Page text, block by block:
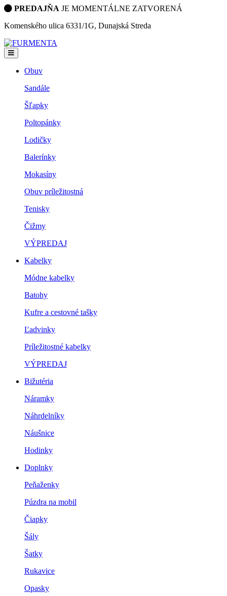
PREDAJŇA JE MOMENTÁLNE ZATVORENÁ
Komenského ulica 6331/1G, Dunajská Streda
Obuv
Sandále
Šľapky
Poltopánky
Lodičky
Balerínky
Mokasíny
Obuv príležitostná
Tenisky
Čižmy
VÝPREDAJ
Kabelky
Módne kabelky
Batohy
Kufre a cestovné tašky
Ľadvinky
Príležitostné kabelky
VÝPREDAJ
Bižutéria
Náramky
Náhrdelníky
Náušnice
Hodinky
Doplnky
Peňaženky
Púzdra na mobil
Čiapky
Šály
Šatky
Rukavice
Opasky